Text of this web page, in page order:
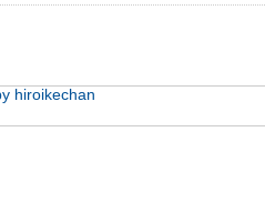
hiroikechan